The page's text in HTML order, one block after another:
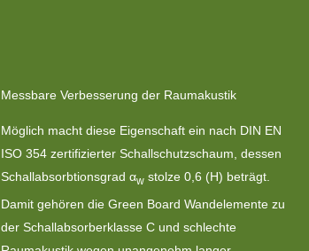
Messbare Verbesserung der Raumakustik
Möglich macht diese Eigenschaft ein nach DIN EN
ISO 354 zertifizierter Schallschutzschaum, dessen
Schallabsorbtionsgrad αw stolze 0,6 (H) beträgt.
Damit gehören die Green Board Wandelemente zu
der Schallabsorberklasse C und schlechte